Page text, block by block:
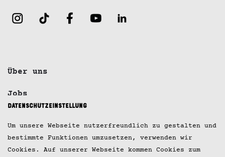
Über uns
Jobs
Impressum
Datenschutzeinstellung
Um unsere Webseite nutzerfreundlich zu gestalten und
bestimmte Funktionen umzusetzen, verwenden wir
Cookies. Auf unserer Webseite kommen Cookies zum